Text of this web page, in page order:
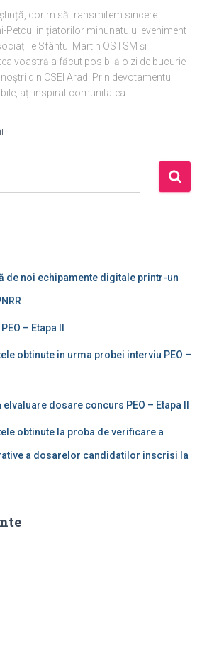
dorim să transmitem sincere
Petcu, inițiatorilor minunatului eveniment
Sfântul Martin OSTSM și
voastră a făcut posibilă o zi de bucurie
din CSEI Arad. Prin devotamentul
ați inspirat comunitatea
de noi echipamente digitale printr-un
– Etapa II
obtinute in urma probei interviu PEO –
dosare concurs PEO – Etapa II
obtinute la proba de verificare a
a dosarelor candidatilor inscrisi la